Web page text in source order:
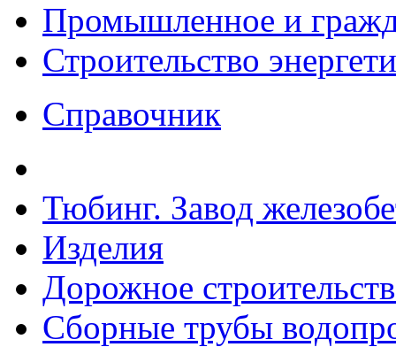
Промышленное и
Строительство
Справочник
Тюбинг. Завод
Изделия
Дорожное
Сборные трубы